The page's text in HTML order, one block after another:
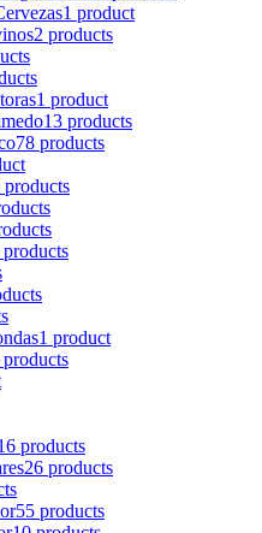
1 product
2 products
1 product
13 products
78 products
products
products
1 product
products
products
26 products
55 products